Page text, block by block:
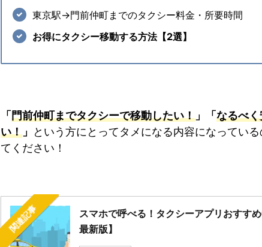
東京駅→門前仲町までのタクシー料金・所要時間
お得にタクシー移動する方法【2選】
「門前仲町までタクシーで移動したい！ 」「なるべ
い！ 」
という方にとってタメになる内容になってい
てください！
関連記事
スマホで呼べる！タクシーアプリおすす
最新版】